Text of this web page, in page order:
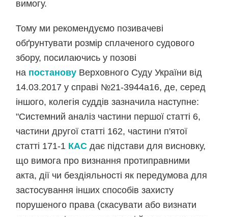
вимогу.
Тому ми рекомендуємо позивачеві
обґрунтувати розмір сплаченого судового
збору, посилаючись у позові
на постанову Верховного Суду України від
14.03.2017 у справі №21-3944а16, де, серед
іншого, колегія суддів зазначила наступне:
"Системний аналіз частини першої статті 6,
частини другої статті 162, частини п'ятої
статті 171-1 КАС дає підстави для висновку,
що вимога про визнання протиправними
акта, дії чи бездіяльності як передумова для
застосування інших способів захисту
порушеного права (скасувати або визнати